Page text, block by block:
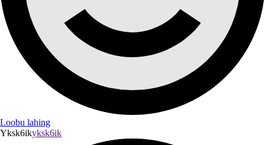
Loobu lahing
Yksk6ikyksk6ik